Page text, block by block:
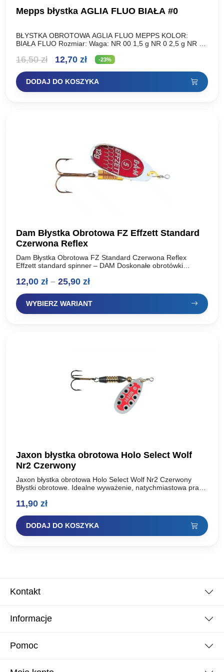
Mepps błystka AGLIA FLUO BIAŁA #0
BŁYSTKA OBROTOWA AGLIA FLUO MEPPS KOLOR:
BIAŁA FLUO Rozmiar: Waga: NR 00 1,5 g NR 0 2,5 g NR 1
16,50zł
Pierwotna
cena
wynosiła:
12,70 złAktualna
cena
wynosi:
-23%
DODAJ DO KOSZYKA
Dam Błystka Obrotowa FZ Effzett Standard
Czerwona Reflex
Dam Błystka Obrotowa FZ Standard Czerwona Reflex
Effzett standard spinner – DAM Doskonałe obrotówki
wędkarzy. Idealnie pracują w wodzie, skuteczne…
12,00 zł – 25,90 złZakres
cen:
od
WYBIERZ WARIANT
Jaxon błystka obrotowa Holo Select Wolf
Nr2 Czerwony
Jaxon błystka obrotowa Holo Select Wolf Nr2 Czerwony
Błystki obrotowe. Idealne wyważenie, natychmiastowa praca
klasyczny design.Obszerna kolekcja doskonale wyważonych
11,90 zł
DODAJ DO KOSZYKA
Kontakt
Informacje
Pomoc